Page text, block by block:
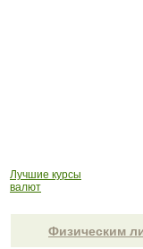
Лучшие курсы
валют
Физическим